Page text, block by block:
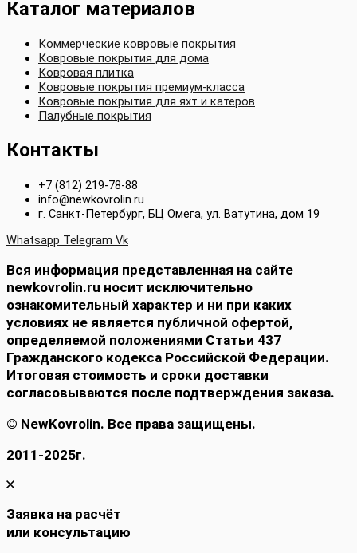
Каталог материалов
Коммерческие ковровые покрытия
Ковровые покрытия для дома
Ковровая плитка
Ковровые покрытия премиум-класса
Ковровые покрытия для яхт и катеров
Палубные покрытия
Контакты
+7 (812) 219-78-88
info@newkovrolin.ru
г. Санкт-Петербург, БЦ Омега, ул. Ватутина, дом 19
Whatsapp Telegram Vk
Вся информация представленная на сайте
newkovrolin.ru носит исключительно
ознакомительный характер и ни при каких
условиях не является публичной офертой,
определяемой положениями Статьи 437
Гражданского кодекса Российской Федерации.
Итоговая стоимость и сроки доставки
согласовываются после подтверждения заказа.
© NewKovrolin. Все права защищены.
2011-2025г.
Заявка на расчёт
или консультацию